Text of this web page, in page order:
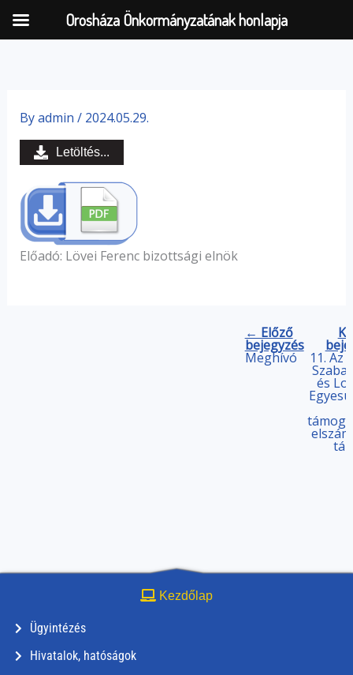
content
Byadmin / 2024.05.29.
Előadó: Lövei Ferenc bizottsági elnök
Letöltés...
← Előző
bejegyzés
Meghívó 11. Az
és
Kezdőlap
Ügyintézés
Hivatalok, hatóságok
Orosháza Önkormányzatának honlapja